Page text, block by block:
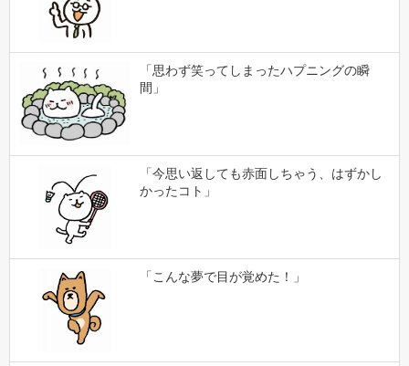
「思わず笑ってしまったハプニングの瞬
間」
「今思い返しても赤面しちゃう、はずかし
かったコト」
「こんな夢で目が覚めた！」